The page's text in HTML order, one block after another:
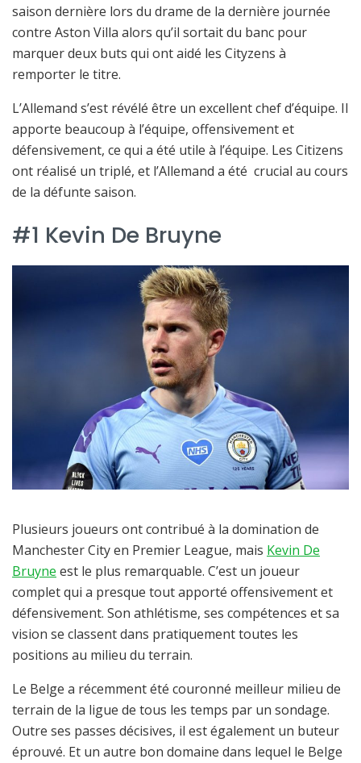
saison dernière lors du drame de la dernière journée
contre Aston Villa alors qu’il sortait du banc pour
marquer deux buts qui ont aidé les Cityzens à
remporter le titre.
L’Allemand s’est révélé être un excellent chef d’équipe. Il
apporte beaucoup à l’équipe, offensivement et
défensivement, ce qui a été utile à l’équipe. Les Citizens
ont réalisé un triplé, et l’Allemand a été crucial au cours
de la défunte saison.
#1 Kevin De Bruyne
Plusieurs joueurs ont contribué à la domination de
Manchester City en Premier League, mais Kevin De
Bruyne est le plus remarquable. C’est un joueur
complet qui a presque tout apporté offensivement et
défensivement. Son athlétisme, ses compétences et sa
vision se classent dans pratiquement toutes les
positions au milieu du terrain.
Le Belge a récemment été couronné meilleur milieu de
terrain de la ligue de tous les temps par un sondage.
Outre ses passes décisives, il est également un buteur
éprouvé. Et un autre bon domaine dans lequel le Belge